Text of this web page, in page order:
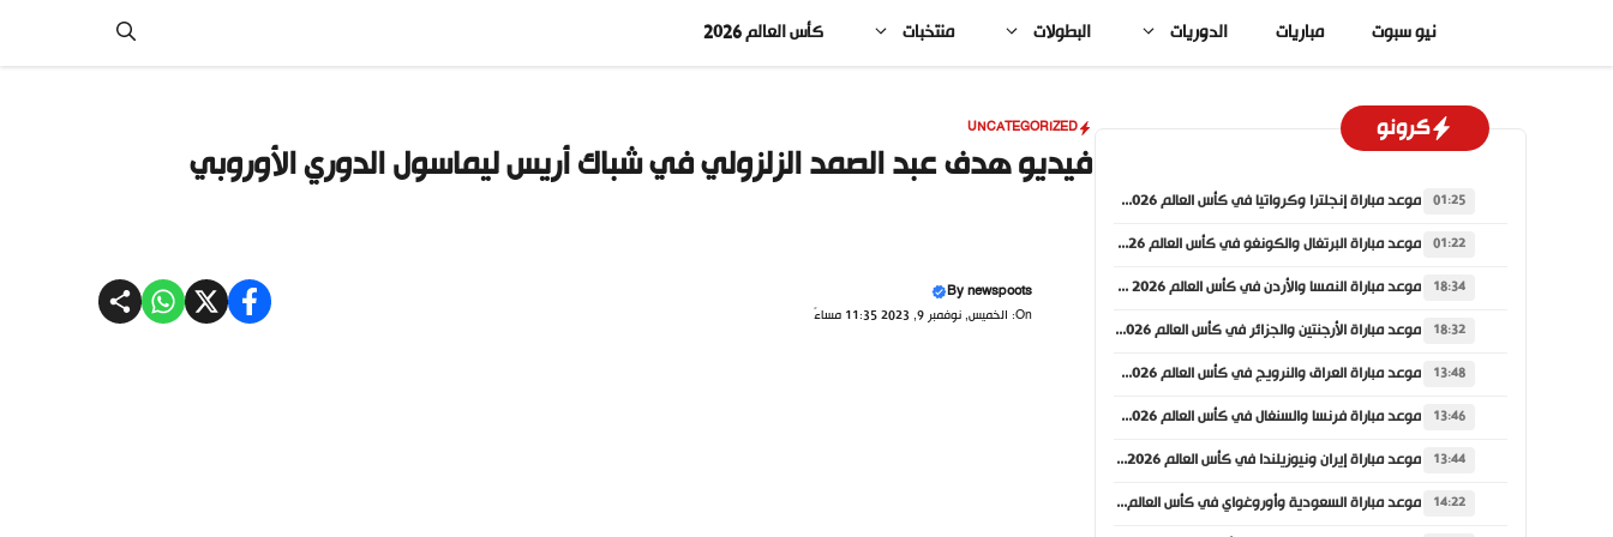
المحتوى
نيو سبوت مباريات الدوريات البطولات منتخبات كأس العالم 2026
UNCATEGORIZED
فيديو هدف عبد الصمد الزلزولي في شباك أريس ليماسول الدوري الأوروبي
Bynewspoots
On: الخميس, نوفمبر 9, 2023 11:35 مساءً
كرونو
01:25 موعد مباراة إنجلترا وكرواتيا في كأس العالم 2026 والقنوات الناقلة
01:22 موعد مباراة البرتغال والكونغو في كأس العالم 2026 والقنوات الناقلة
18:34 موعد مباراة النمسا والأردن في كأس العالم 2026 والقنوات الناقلة
18:32 موعد مباراة الأرجنتين والجزائر في كأس العالم 2026 والقنوات الناقلة
13:48 موعد مباراة العراق والنرويج في كأس العالم 2026 والقنوات الناقلة
13:46 موعد مباراة فرنسا والسنغال في كأس العالم 2026 والقنوات الناقلة
13:44 موعد مباراة إيران ونيوزيلندا في كأس العالم 2026 والقنوات الناقلة
14:22 موعد مباراة السعودية وأوروغواي في كأس العالم 2026 والقنوات الناقلة